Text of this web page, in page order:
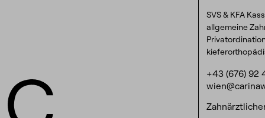
SVS & KFA
allgemeine
+43 (676) 92